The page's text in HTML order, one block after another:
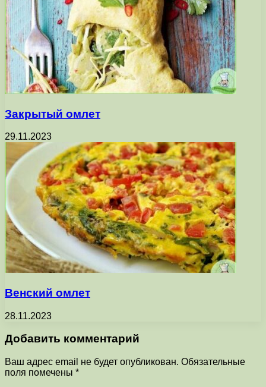
Закрытый омлет
29.11.2023
Венский омлет
28.11.2023
Добавить комментарий
Ваш адрес email не будет опубликован. Обязательные
поля помечены *